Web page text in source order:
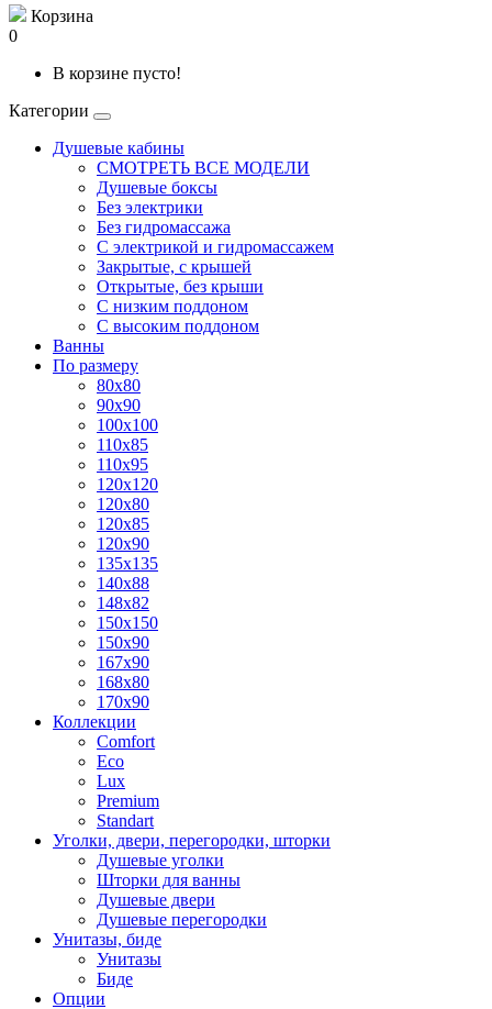
Корзина
0
В корзине пусто!
Категории
Душевые кабины
СМОТРЕТЬ ВСЕ МОДЕЛИ
Душевые боксы
Без электрики
Без гидромассажа
С электрикой и гидромассажем
Закрытые, с крышей
Открытые, без крыши
С низким поддоном
С высоким поддоном
Ванны
По размеру
80x80
90x90
100x100
110x85
110x95
120x120
120x80
120x85
120x90
135x135
140x88
148x82
150x150
150x90
167x90
168x80
170x90
Коллекции
Comfort
Eco
Lux
Premium
Standart
Уголки, двери, перегородки, шторки
Душевые уголки
Шторки для ванны
Душевые двери
Душевые перегородки
Унитазы, биде
Унитазы
Биде
Опции